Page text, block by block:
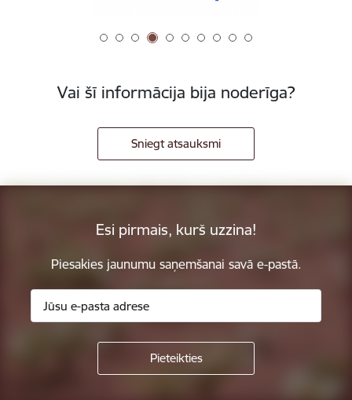
Vai šī informācija bija noderīga?
Sniegt atsauksmi
Esi pirmais, kurš uzzina!
Piesakies jaunumu saņemšanai savā e-pastā.